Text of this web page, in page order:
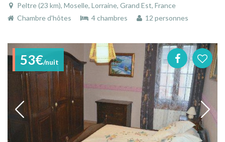
Peltre (23 km), Moselle, Lorraine, Grand Est, France
Chambre d'hôtes
4 chambres 12 personnes
53€/nuit